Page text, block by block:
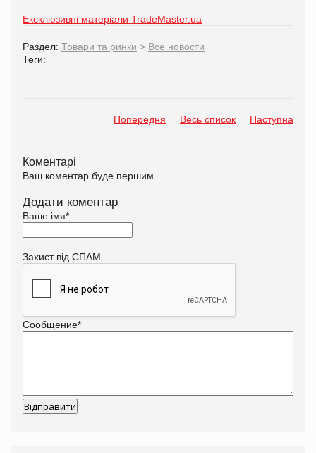
Ексклюзивні матеріали TradeMaster.ua
Раздел: Товари та ринки > Все новости
Теги:
Попередня Весь список Наступна
Коментарі
Ваш коментар буде першим.
Додати коментар
Ваше імя*
Захист від СПАМ
Сообщение*